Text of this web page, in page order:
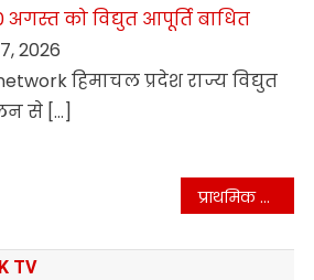
अगस्त को विद्युत आपूर्ति बाधित
2026
हिमाचल प्रदेश राज्य विद्युत
से […]
प्राथमिक स्कूल मध्याणा में पुराने छात्रों को किया सम्मानित
TV